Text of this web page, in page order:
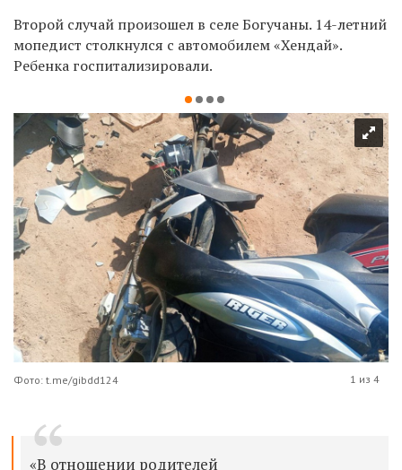
Второй случай произошел в селе Богучаны. 14-летний
мопедист столкнулся с автомобилем «Хендай».
Ребенка госпитализировали.
Фото: t.me/gibdd124 1 из 4
«В отношении родителей